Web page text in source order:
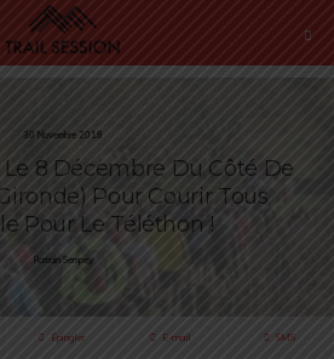
30 Novembre 2018
8 Décembre Du Côté De
Pour Courir Tous
Pour Le Téléthon !
Romain Sempey
Épingler E-mail SMS